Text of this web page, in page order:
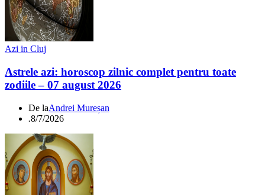
Azi in Cluj
Astrele azi: horoscop zilnic complet pentru toate
zodiile – 07 august 2026
De laAndrei Mureșan
.8/7/2026